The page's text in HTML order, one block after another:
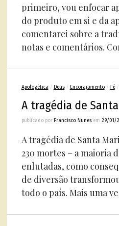
primeiro, vou enfocar
do produto em si e da
comentarei sobre a
notas e comentários.
Apologética/ Deus/ Encorajamento/ Fé/
A tragédia de
publicado por Francisco Nunesem 29/01/
A tragédia de Santa
230 mortes – a maioria
enlutadas, como
de diversão
todo o país. Mais uma